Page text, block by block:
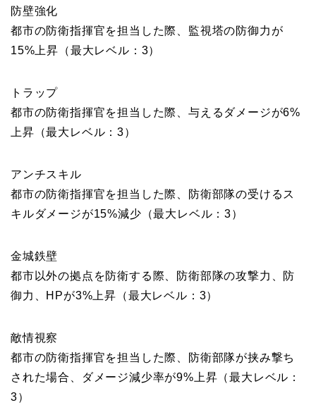
防壁強化
都市の防衛指揮官を担当した際、監視塔の防御力が
15%上昇（最大レベル：3）
トラップ
都市の防衛指揮官を担当した際、与えるダメージが6%
上昇（最大レベル：3）
アンチスキル
都市の防衛指揮官を担当した際、防衛部隊の受けるス
キルダメージが15%減少（最大レベル：3）
金城鉄壁
都市以外の拠点を防衛する際、防衛部隊の攻撃力、防
御力、HPが3%上昇（最大レベル：3）
敵情視察
都市の防衛指揮官を担当した際、防衛部隊が挟み撃ち
された場合、ダメージ減少率が9%上昇（最大レベル：
3）